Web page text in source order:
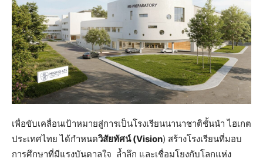
เพื่อขับเคลื่อนเป้าหมายสู่การเป็นโรงเรียนนานาชาติชั้นนำ ไฮเกต
ประเทศไทย ได้กำหนดวิสัยทัศน์ (Vision) สร้างโรงเรียนที่มอบ
การศึกษาที่มีแรงบันดาลใจ ล้ำลึก และเชื่อมโยงกับโลกแห่ง